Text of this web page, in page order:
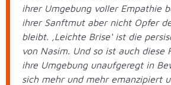
ihrer Umgebung voller Empathie
ihrer Sanftmut aber nicht Opfer
bleibt. ‚Leichte Brise‘ ist die
von Nasim. Und so ist auch diese
ihre Umgebung unaufgeregt in
sich mehr und mehr emanzipiert